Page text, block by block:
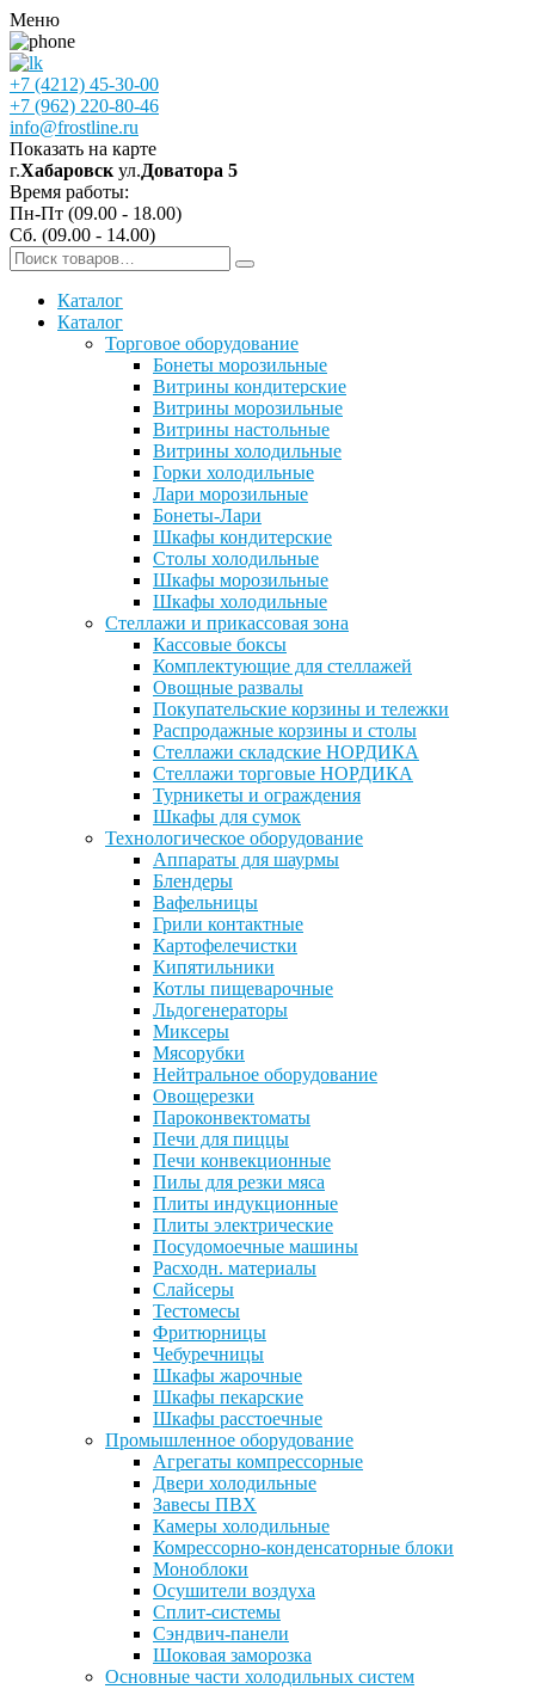
Меню
+7 (4212) 45-30-00
+7 (962) 220-80-46
info@frostline.ru
Показать на карте
г.Хабаровск ул.Доватора 5
Время работы:
Пн-Пт (09.00 - 18.00)
Сб. (09.00 - 14.00)
Каталог
Каталог
Торговое оборудование
Бонеты морозильные
Витрины кондитерские
Витрины морозильные
Витрины настольные
Витрины холодильные
Горки холодильные
Лари морозильные
Бонеты-Лари
Шкафы кондитерские
Столы холодильные
Шкафы морозильные
Шкафы холодильные
Стеллажи и прикассовая зона
Кассовые боксы
Комплектующие для стеллажей
Овощные развалы
Покупательские корзины и тележки
Распродажные корзины и столы
Стеллажи складские НОРДИКА
Стеллажи торговые НОРДИКА
Турникеты и ограждения
Шкафы для сумок
Технологическое оборудование
Аппараты для шаурмы
Блендеры
Вафельницы
Грили контактные
Картофелечистки
Кипятильники
Котлы пищеварочные
Льдогенераторы
Миксеры
Мясорубки
Нейтральное оборудование
Овощерезки
Пароконвектоматы
Печи для пиццы
Печи конвекционные
Пилы для резки мяса
Плиты индукционные
Плиты электрические
Посудомоечные машины
Расходн. материалы
Слайсеры
Тестомесы
Фритюрницы
Чебуречницы
Шкафы жарочные
Шкафы пекарские
Шкафы расстоечные
Промышленное оборудование
Агрегаты компрессорные
Двери холодильные
Завесы ПВХ
Камеры холодильные
Комрессорно-конденсаторные блоки
Моноблоки
Осушители воздуха
Сплит-системы
Сэндвич-панели
Шоковая заморозка
Основные части холодильных систем